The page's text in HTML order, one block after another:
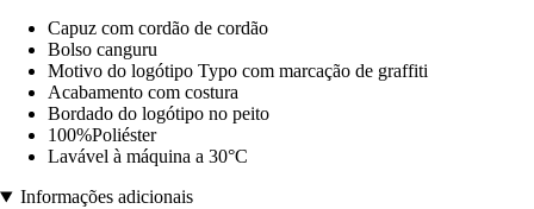
Capuz com cordão de cordão
Bolso canguru
Motivo do logótipo Typo com marcação de graffiti
Acabamento com costura
Bordado do logótipo no peito
100%Poliéster
Lavável à máquina a 30°C
Informações adicionais